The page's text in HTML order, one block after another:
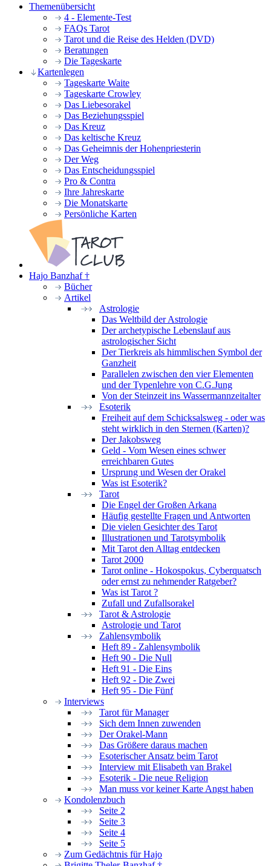
Themenübersicht
4 - Elemente-Test
FAQs Tarot
Tarot und die Reise des Helden (DVD)
Beratungen
Die Tageskarte
Kartenlegen
Tageskarte Waite
Tageskarte Crowley
Das Liebesorakel
Das Beziehungsspiel
Das Kreuz
Das keltische Kreuz
Das Geheimnis der Hohenpriesterin
Der Weg
Das Entscheidungsspiel
Pro & Contra
Ihre Jahreskarte
Die Monatskarte
Persönliche Karten
Hajo Banzhaf †
Bücher
Artikel
Astrologie
Das Weltbild der Astrologie
Der archetypische Lebenslauf aus
astrologischer Sicht
Der Tierkreis als himmlischen Symbol der
Ganzheit
Parallelen zwischen den vier Elementen
und der Typenlehre von C.G.Jung
Von der Steinzeit ins Wassermannzeitalter
Esoterik
Freiheit auf dem Schicksalsweg - oder was
steht wirklich in den Sternen (Karten)?
Der Jakobsweg
Geld - Vom Wesen eines schwer
erreichbaren Gutes
Ursprung und Wesen der Orakel
Was ist Esoterik?
Tarot
Die Engel der Großen Arkana
Häufig gestellte Fragen und Antworten
Die vielen Gesichter des Tarot
Illustrationen und Tarotsymbolik
Mit Tarot den Alltag entdecken
Tarot 2000
Tarot online - Hokospokus, Cyberquatsch
oder ernst zu nehmender Ratgeber?
Was ist Tarot ?
Zufall und Zufallsorakel
Tarot & Astrologie
Astrologie und Tarot
Zahlensymbolik
Heft 89 - Zahlensymbolik
Heft 90 - Die Null
Heft 91 - Die Eins
Heft 92 - Die Zwei
Heft 95 - Die Fünf
Interviews
Tarot für Manager
Sich dem Innen zuwenden
Der Orakel-Mann
Das Größere daraus machen
Esoterischer Ansatz beim Tarot
Interview mit Elisabeth van Brakel
Esoterik - Die neue Religion
Man muss vor keiner Karte Angst haben
Kondolenzbuch
Seite 2
Seite 3
Seite 4
Seite 5
Zum Gedächtnis für Hajo